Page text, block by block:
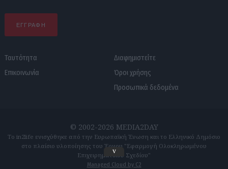
ΕΓΓΡΑΦΗ
Ταυτότητα
Επικοινωνία
Διαφημιστείτε
Όροι χρήσης
Προσωπικά δεδομένα
© 2002-2026 MEDIA2DAY
Το in2life ενισχύθηκε από την Ευρωπαϊκή Ένωση και το Ελληνικό Δημόσιο
στο πλαίσιο υλοποίησης του Έργου "Εφαρμογή Ολοκληρωμένου
Επιχειρηματικού Σχεδίου"
Managed Cloud by C2
v